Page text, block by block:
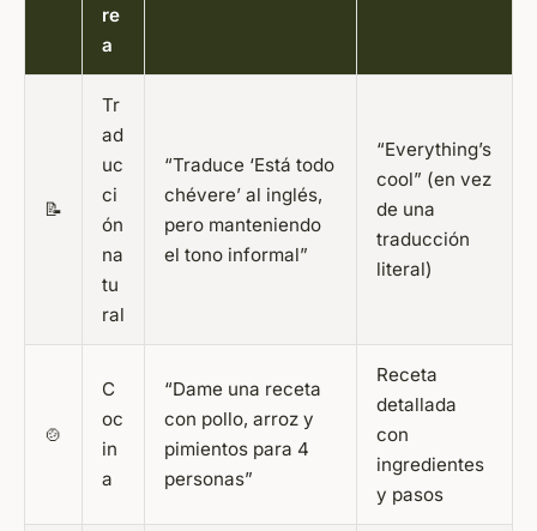
re
a
📝
Tr
ad
uc
ci
ón
na
tu
ral
“Traduce ‘Está todo
chévere’ al inglés,
pero manteniendo
el tono informal”
“Everything’s
cool” (en vez
de una
traducción
literal)
🍲
C
oc
in
a
“Dame una receta
con pollo, arroz y
pimientos para 4
personas”
Receta
detallada
con
ingredientes
y pasos